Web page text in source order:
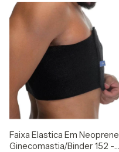
Faixa Elastica Em Neoprene
Ginecomastia/Binder 152 -